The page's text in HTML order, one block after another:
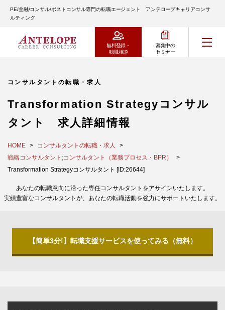
PE/金融/コンサル/ポストコンサル専門の転職エージェント アンテロープキャリアコンサ
ルティング
無料登録・
転職相談
募集中の
セミナー
コンサルタントの転職・求人
Transformation Strategyコンサル
タント 求人詳細情報
HOME
コンサルタントの転職・求人
戦略コンサルタント;コンサルタント（業務プロセス・BPR）
Transformation Strategyコンサルタント [ID:26644]
あなたの転職意向に沿った専任コンサルタントをアサインいたします。
実績豊富なコンサルタントが、あなたの転職活動を強力にサポートいたします。
【簡単3分!】転職支援サービスを使ってみる（無料）